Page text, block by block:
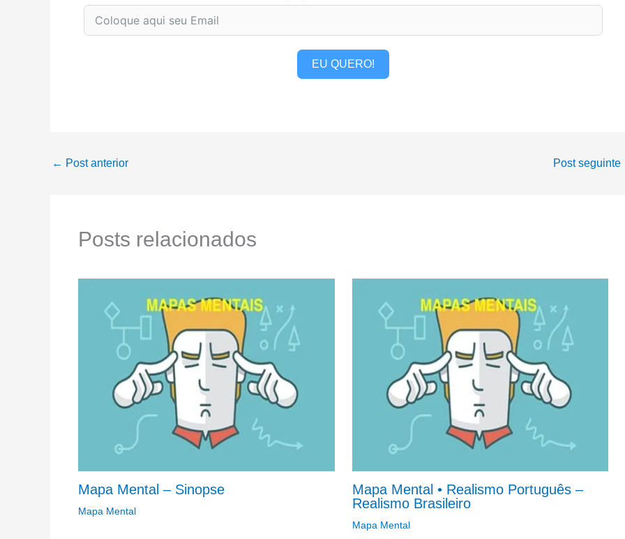
EU QUERO!
← Post anterior Post seguinte
Posts relacionados
Mapa Mental – Sinopse
Mapa Mental
Mapa Mental • Realismo Português –
Realismo Brasileiro
Mapa Mental